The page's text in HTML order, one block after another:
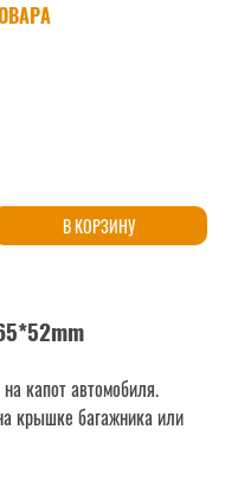
В КОРЗИНУ
капот автомобиля.
крышке багажника или